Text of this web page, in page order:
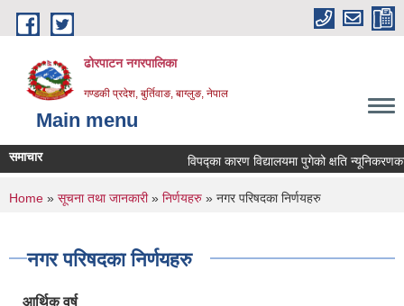
Skip to main content
ढोरपाटन नगरपालिका
गण्डकी प्रदेश, बुर्तिवाङ, बाग्लुङ, नेपाल
Main menu
समाचार विपद्का कारण विद्यालयमा पुगेको क्षति
You are here
Home » सूचना तथा जानकारी» निर्णयहरु » नगर परिषदका निर्णयहरु
नगर परिषदका निर्णयहरु
आर्थिक वर्ष